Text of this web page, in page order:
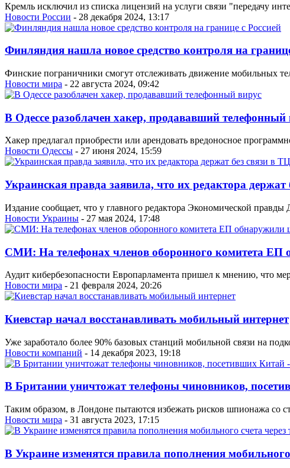
Кремль исключил из списка лицензий на услуги связи "передачу
Новости России - 28 декабря 2024, 13:17
Финляндия нашла новое средство контроля на
Финские пограничники смогут отслеживать движение мобильных
Новости мира - 22 августа 2024, 09:42
В Одессе разоблачен хакер, продававший телефонный
Хакер предлагал приобрести или арендовать вредоносное
Новости Одессы - 27 июня 2024, 15:59
Украинская правда заявила, что их редактора
Издание сообщает, что у главного редактора Экономической
Новости Украины - 27 мая 2024, 17:48
СМИ: На телефонах членов оборонного комитета
Аудит кибербезопасности Европарламента пришел к мнению, что
Новости мира - 21 февраля 2024, 20:26
Киевстар начал восстанавливать мобильный интернет
Уже заработало более 90% базовых станций мобильной связи на
Новости компаний - 14 декабря 2023, 19:18
В Британии уничтожат телефоны чиновников,
Таким образом, в Лондоне пытаются избежать рисков шпионажа со
Новости мира - 31 августа 2023, 17:15
В Украине изменятся правила пополнения